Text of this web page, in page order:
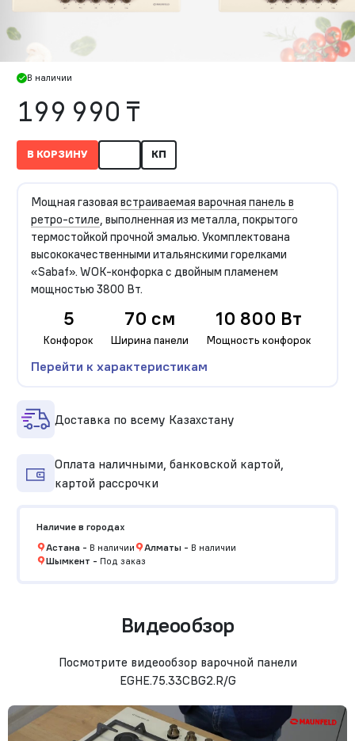
В наличии
199 990 ₸
В КОРЗИНУ КП
Мощная газовая встраиваемая варочная панель в
ретро-стиле, выполненная из металла, покрытого
термостойкой прочной эмалью. Укомплектована
высококачественными итальянскими горелками
«Sabaf». WOK-конфорка с двойным пламенем
мощностью 3800 Вт.
5
Конфорок
70 см
Ширина панели
10 800 Вт
Мощность конфорок
Перейти к характеристикам
Доставка по всему Казахстану
Оплата наличными, банковской картой,
картой рассрочки
Наличие в городах
Астана- В наличии Алматы- В наличии
Шымкент - Под заказ
Видеообзор
Посмотрите видеообзор варочной панели
EGHE.75.33CBG2.R/G